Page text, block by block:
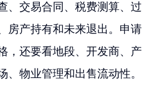
、交易合同、税费测算、过
房产持有和未来退出。申请
，还要看地段、开发商、产
、物业管理和出售流动性。